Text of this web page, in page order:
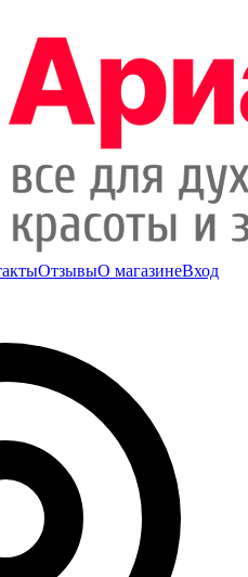
ОтзывыО магазинеВход